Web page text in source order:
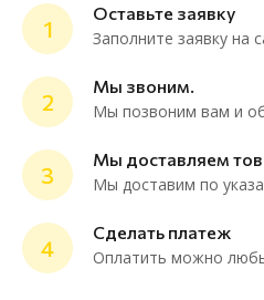
1
Оставьте заявку
Заполните заявку на
2
Мы звоним.
Мы позвоним вам и
3
Мы доставляем
Мы доставим по
4
Сделать платеж
Оплатить можно
online
Мессенджеры
Нужна консультация или
предложение? Пиши в